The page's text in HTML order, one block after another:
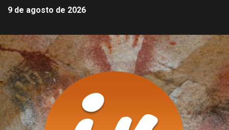
9 de agosto de 2026